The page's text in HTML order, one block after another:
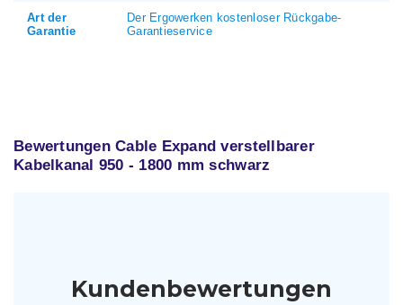
Art der
Garantie
Der Ergowerken kostenloser Rückgabe-
Garantieservice
Bewertungen Cable Expand verstellbarer
Kabelkanal 950 - 1800 mm schwarz
Kundenbewertungen